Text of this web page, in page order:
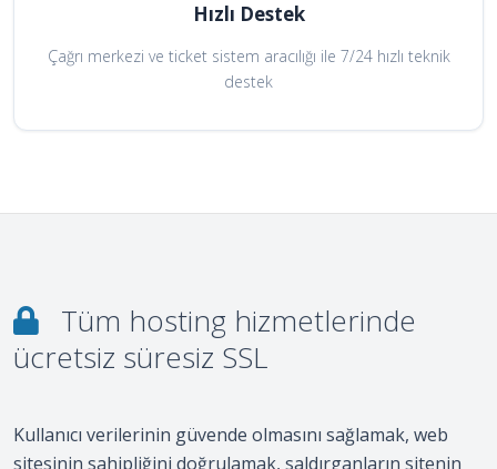
Hızlı Destek
Çağrı merkezi ve ticket sistem aracılığı ile 7/24 hızlı teknik
destek
Tüm hosting hizmetlerinde
ücretsiz süresiz SSL
Kullanıcı verilerinin güvende olmasını sağlamak, web
sitesinin sahipliğini doğrulamak, saldırganların sitenin